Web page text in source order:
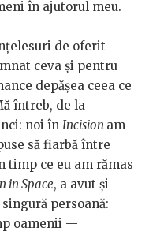
în ajutorul meu.
de oferit
ceva şi pentru
depăşea ceea ce
întreb, de la
noi în Incision am
să fiarbă între
timp ce eu am rămas
in Space, a avut şi
persoană:
oamenii —